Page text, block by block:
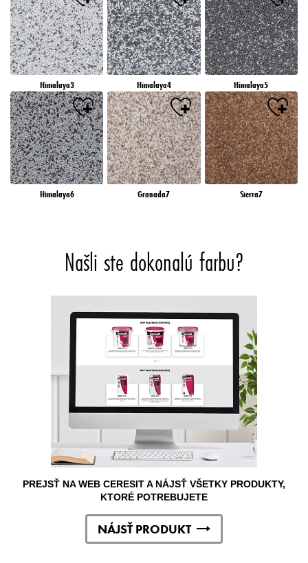
Himalaya3 Himalaya4 Himalaya5
Himalaya6 Granada7 Sierra7
Našli ste dokonalú farbu?
PREJSŤ NA WEB CERESIT A NÁJSŤ VŠETKY PRODUKTY,
KTORÉ POTREBUJETE
NÁJSŤ PRODUKT